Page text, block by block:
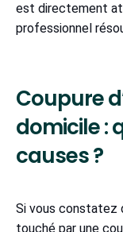
est directement
professionnel
Coupure
domicile :
causes ?
Si vous constatez
touché par une